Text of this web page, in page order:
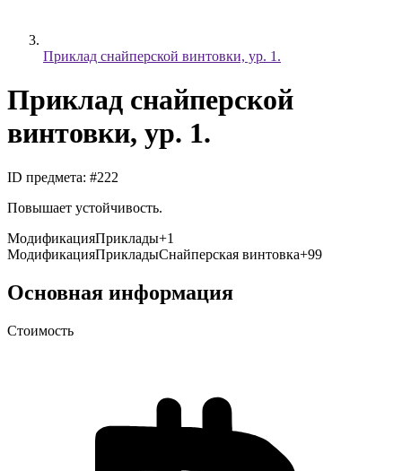
Приклад снайперской винтовки, ур. 1.
Приклад снайперской
винтовки, ур. 1.
ID предмета: #222
Повышает устойчивость.
МодификацияПриклады+1
МодификацияПрикладыСнайперская винтовка+99
Основная информация
Стоимость